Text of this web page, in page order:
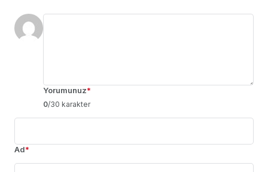
Yorumunuz*
0/30 karakter
Ad*